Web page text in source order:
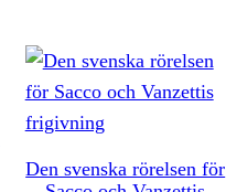
Den svenska rörelsen för